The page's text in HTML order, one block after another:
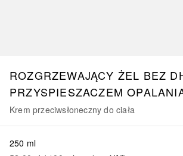
ROZGRZEWAJĄCY ŻEL BEZ
PRZYSPIESZACZEM
Krem przeciwsłoneczny do ciała
250 ml